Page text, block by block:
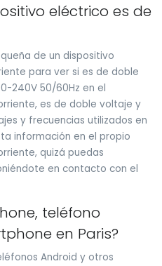
eléctrico es de
de un dispositivo
para ver si es de doble
240V 50/60Hz en el
es de doble voltaje y
y frecuencias utilizados en
información en el propio
quizá puedas
en contacto con el
teléfono
en Paris?
Android y otros